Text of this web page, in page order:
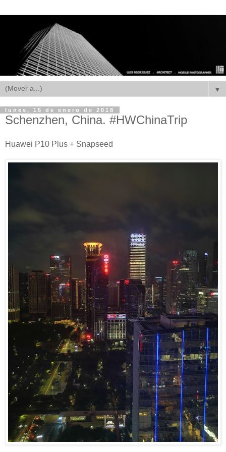
▼
lunes, 15 de enero de 2018
Schenzhen, China. #HWChinaTrip
Huawei P10 Plus + Snapseed